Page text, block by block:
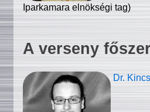
Iparkamara elnökségi tag)
A verseny
Dr.